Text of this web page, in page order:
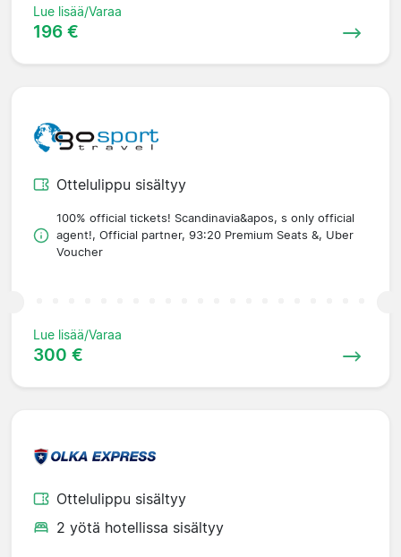
Lue lisää/Varaa
196 €
Ottelulippu sisältyy
100% official tickets! Scandinavia&apos, s only official
agent!, Official partner, 93:20 Premium Seats &, Uber
Voucher
Lue lisää/Varaa
300 €
Ottelulippu sisältyy
2 yötä hotellissa sisältyy